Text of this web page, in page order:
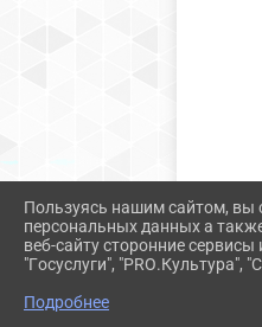
Пользуясь нашим сайтом, вы
персональных данных а
веб-сайту сторонние
"Госуслуги", "PRO.Культура",
Подробнее